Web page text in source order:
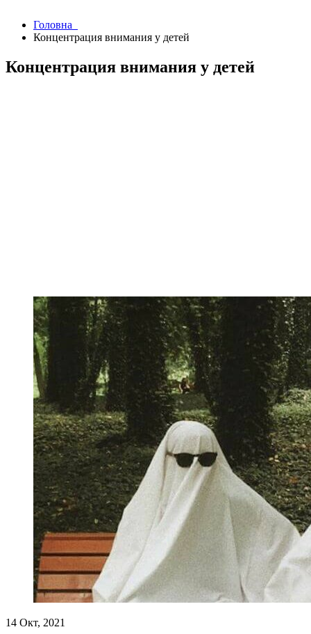
Головна
Концентрация внимания у детей
Концентрация внимания у детей
14 Окт, 2021